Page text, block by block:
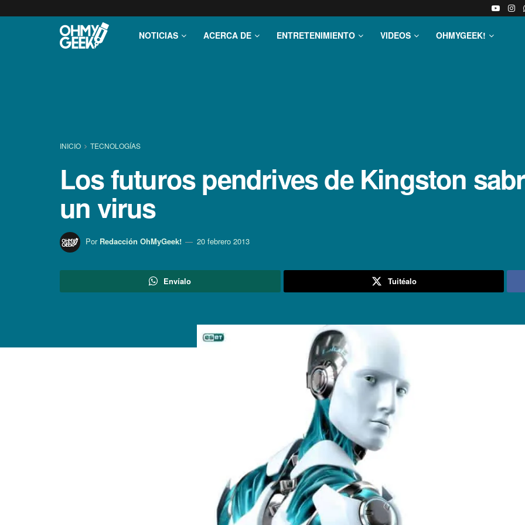
NOTICIAS ACERCA DE ENTRETENIMIENTO VIDEOS OHMYGEEK!
INICIO TECNOLOGÍ­AS
Los futuros pendrives de Kingston
un virus
Por Redacción OhMyGeek! 20 febrero 2013
Envíalo Tuitéalo